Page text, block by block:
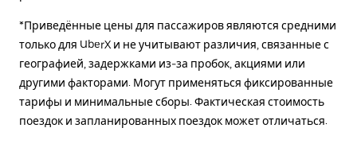
*Приведённые цены для пассажиров являются средними
только для UberX и не учитывают различия, связанные с
географией, задержками из-за пробок, акциями или
другими факторами. Могут применяться фиксированные
тарифы и минимальные сборы. Фактическая стоимость
поездок и запланированных поездок может отличаться.